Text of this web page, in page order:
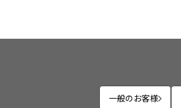
一般のお客様